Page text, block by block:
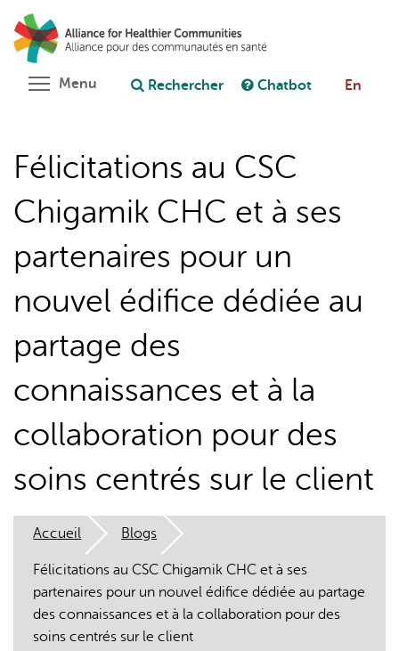
Aller
au
contenu
principal
Poser une question au chatbot
L'IA peut afficher des informations incorrectes, veuillez donc
vérifier toute réponse.
Menu Toggle menu visibility
Rechercher Chatbot En
Félicitations au CSC
Chigamik CHC et à ses
partenaires pour un
nouvel édifice dédiée au
partage des
connaissances et à la
collaboration pour des
soins centrés sur le client
Accueil Blogs
Félicitations au CSC Chigamik CHC et à ses
partenaires pour un nouvel édifice dédiée au partage
des connaissances et à la collaboration pour des
soins centrés sur le client